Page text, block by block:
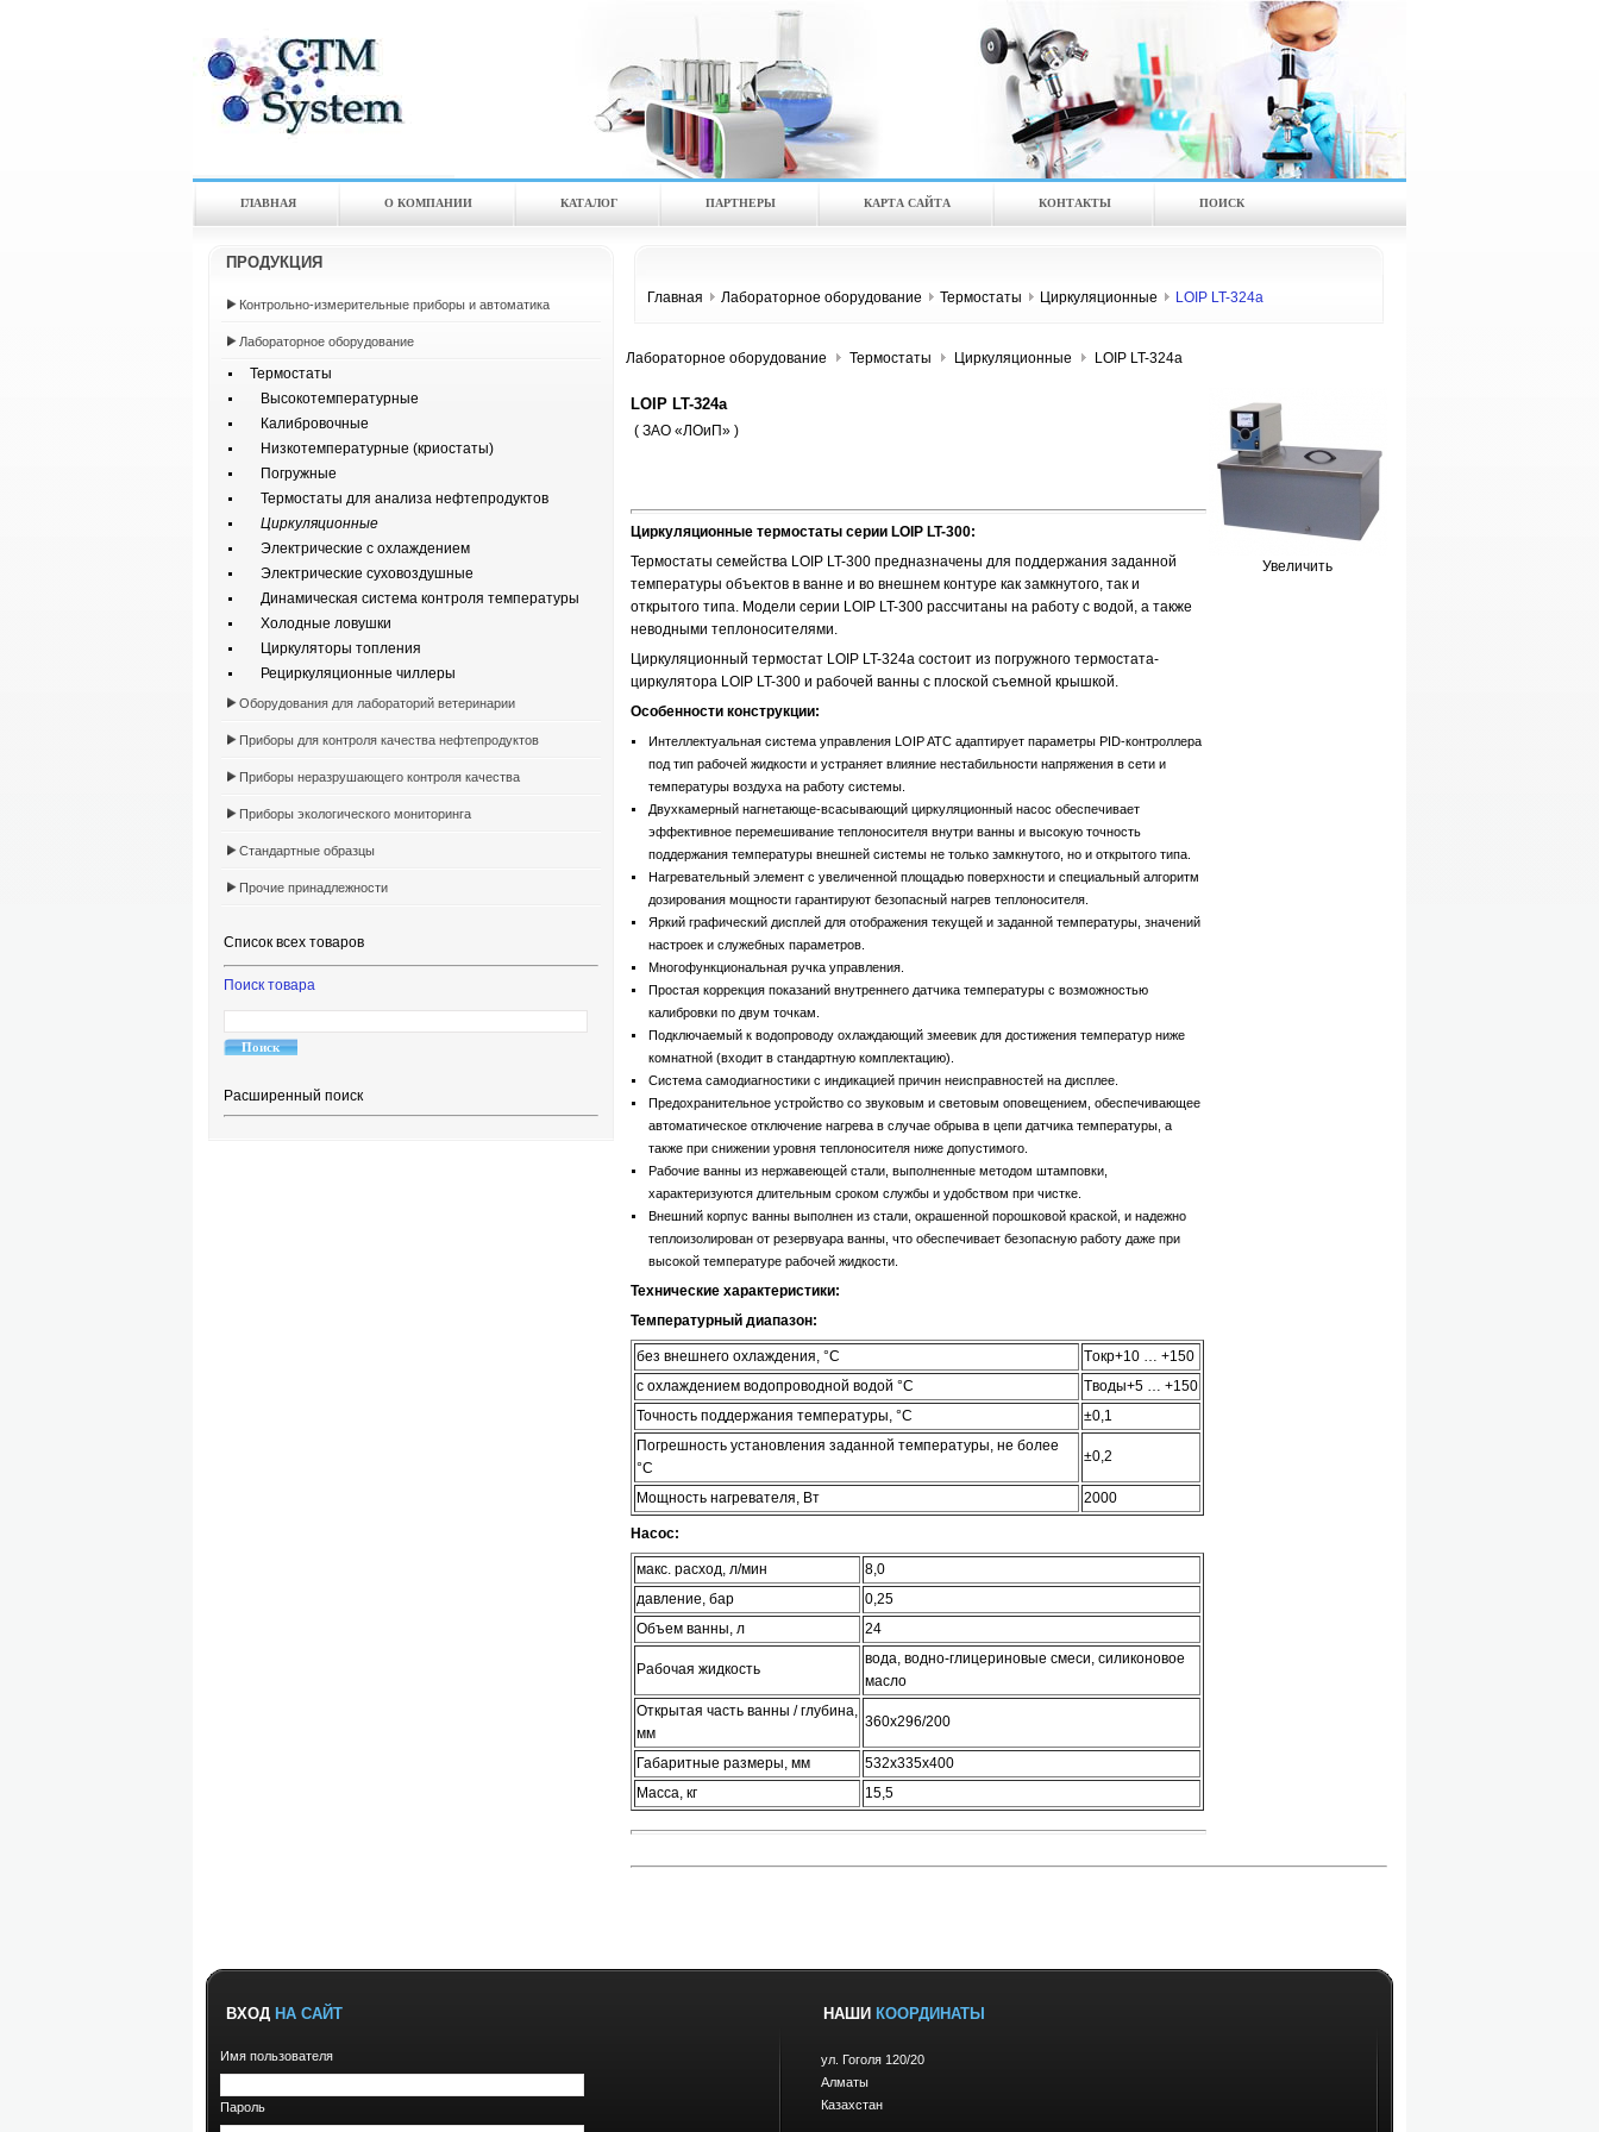
ГЛАВНАЯ О КОМПАНИИ КАТАЛOГ ПАРТНЕРЫ КАРТА САЙТА КОНТАКТЫ ПОИСК
ПРОДУКЦИЯ
Контрольно-измерительные приборы и автоматика
Лабораторное оборудование
Термостаты
Высокотемпературные
Калибровочные
Низкотемпературные (криостаты)
Погружные
Термостаты для анализа нефтепродуктов
Циркуляционные
Электрические с охлаждением
Электрические суховоздушные
Динамическая система контроля температуры
Холодные ловушки
Циркуляторы топления
Рециркуляционные чиллеры
Оборудования для лабораторий ветеринарии
Приборы для контроля качества нефтепродуктов
Приборы неразрушающего контроля качества
Приборы экологического мониторинга
Стандартные образцы
Прочие принадлежности
Список всех товаров
Поиск товара
Расширенный поиск
Главная Лабораторное оборудование Термостаты Циркуляционные LOIP LT-324a
Лабораторное оборудование Термостаты Циркуляционные LOIP LT-324a
LOIP LT-324a
( ЗАО «ЛОиП» )
Увеличить
Циркуляционные термостаты серии LOIP LT-300:
Термостаты семейства LOIP LT-300 предназначены для поддержания заданной
температуры объектов в ванне и во внешнем контуре как замкнутого, так и
открытого типа. Модели серии LOIP LT-300 рассчитаны на работу с водой, а также
неводными теплоносителями.
Циркуляционный термостат LOIP LT-324a состоит из погружного термостата-
циркулятора LOIP LT-300 и рабочей ванны с плоской съемной крышкой.
Особенности конструкции:
Интеллектуальная система управления LOIP ATC адаптирует параметры PID-контроллера
под тип рабочей жидкости и устраняет влияние нестабильности напряжения в сети и
температуры воздуха на работу системы.
Двухкамерный нагнетающе-всасывающий циркуляционный насос обеспечивает
эффективное перемешивание теплоносителя внутри ванны и высокую точность
поддержания температуры внешней системы не только замкнутого, но и открытого типа.
Нагревательный элемент с увеличенной площадью поверхности и специальный алгоритм
дозирования мощности гарантируют безопасный нагрев теплоносителя.
Яркий графический дисплей для отображения текущей и заданной температуры, значений
настроек и служебных параметров.
Многофункциональная ручка управления.
Простая коррекция показаний внутреннего датчика температуры с возможностью
калибровки по двум точкам.
Подключаемый к водопроводу охлаждающий змеевик для достижения температур ниже
комнатной (входит в стандартную комплектацию).
Система самодиагностики с индикацией причин неисправностей на дисплее.
Предохранительное устройство со звуковым и световым оповещением, обеспечивающее
автоматическое отключение нагрева в случае обрыва в цепи датчика температуры, а
также при снижении уровня теплоносителя ниже допустимого.
Рабочие ванны из нержавеющей стали, выполненные методом штамповки,
характеризуются длительным сроком службы и удобством при чистке.
Внешний корпус ванны выполнен из стали, окрашенной порошковой краской, и надежно
теплоизолирован от резервуара ванны, что обеспечивает безопасную работу даже при
высокой температуре рабочей жидкости.
Технические характеристики:
Температурный диапазон:
без внешнего охлаждения, °С
Tокр+10 … +150
с охлаждением водопроводной водой °С
Tводы+5 … +150
Точность поддержания температуры, °С
±0,1
Погрешность установления заданной температуры, не более
°С
±0,2
Мощность нагревателя, Вт 2000
Насос:
макс. расход, л/мин
8,0
давление, бар
0,25
Объем ванны, л
24
Рабочая жидкость
вода, водно-глицериновые смеси, силиконовое
масло
Открытая часть ванны / глубина,
мм
360х296/200
Габаритные размеры, мм
532х335х400
Масса, кг
15,5
ВХОД НА САЙТ
Имя пользователя
Пароль
НАШИ КООРДИНАТЫ
ул. Гоголя 120/20
Алматы
Казахстан